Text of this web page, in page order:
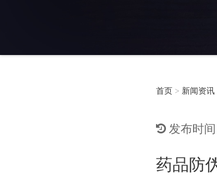
首页 > 新闻资讯
发布时间
药品防